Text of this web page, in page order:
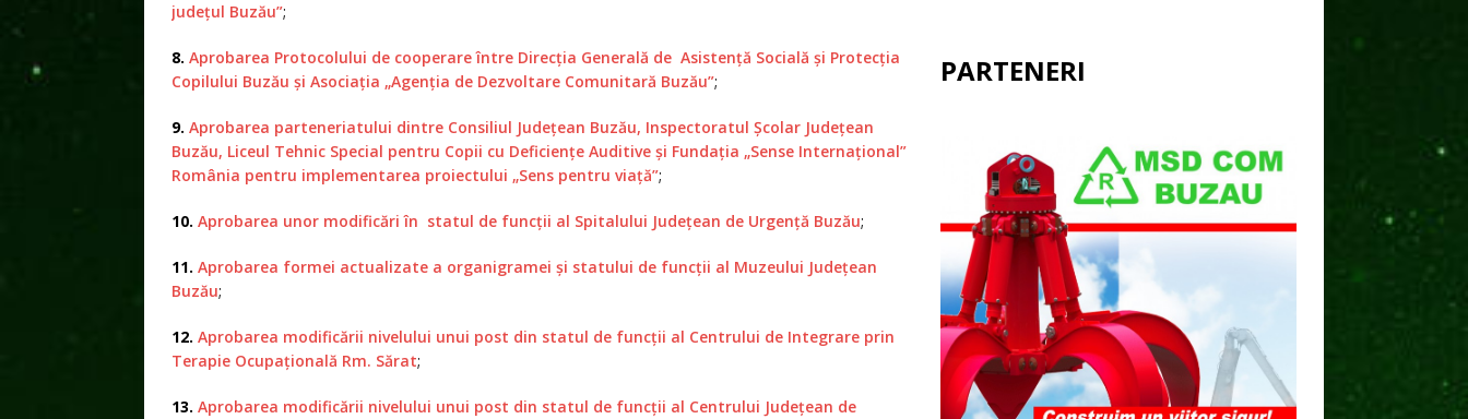
judeţul Buzău”;
8. Aprobarea Protocolului de cooperare între Direcţia Generală de Asistenţă Socială şi Protecţia
Copilului Buzău şi Asociaţia „Agenţia de Dezvoltare Comunitară Buzău”;
9. Aprobarea parteneriatului dintre Consiliul Judeţean Buzău, Inspectoratul Şcolar Judeţean
Buzău, Liceul Tehnic Special pentru Copii cu Deficienţe Auditive şi Fundaţia „Sense Internaţional”
România pentru implementarea proiectului „Sens pentru viaţă”;
10. Aprobarea unor modificări în statul de funcţii al Spitalului Judeţean de Urgenţă Buzău;
11. Aprobarea formei actualizate a organigramei şi statului de funcţii al Muzeului Judeţean
Buzău;
12. Aprobarea modificării nivelului unui post din statul de funcţii al Centrului de Integrare prin
Terapie Ocupaţională Rm. Sărat;
13. Aprobarea modificării nivelului unui post din statul de funcţii al Centrului Judeţean de
PARTENERI